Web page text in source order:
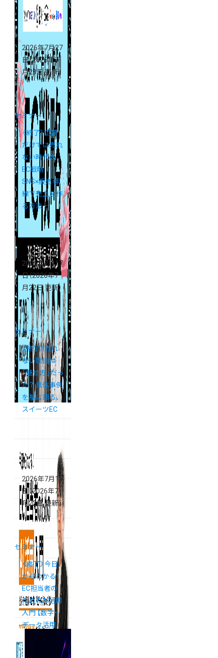
2026年7月27
日（2026年7
月28日 更新）
セミナー
《終了》広告
だけでは売れ
ない時代の
EC戦略 ―
SNS×販売導
線で売上を作
る方法 ―
2026年7月17
日（2026年7
月22日 更新）
セミナー
《終了》売れ
ない理由は
「魅せ方」だっ
た？ 具体事例
を基に語る、
スイーツEC
セミナー
2026年7月16
日 （2026年7
月22日 更新）
セミナー
《終了》今日
からわかる！
EC担当者の
ためのAI活用
入門 【数字・
データ活用